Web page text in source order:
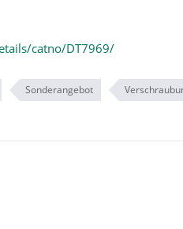
catno/DT7969/
Sonderangebot